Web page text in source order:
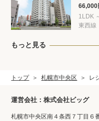
66,000
1LDK
東西線
もっと見る
トップ 札幌市中央区 レ
運営会社：株式会社ビッグ
札幌市中央区南４条西７丁目